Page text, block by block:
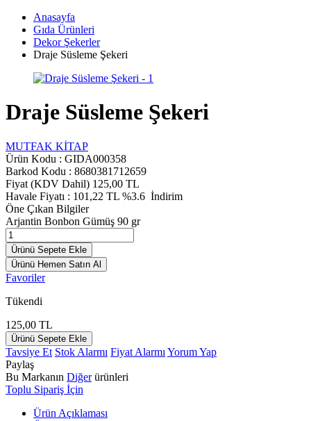
Anasayfa
Gıda Ürünleri
Dekor Şekerler
Draje Süsleme Şekeri
Draje Süsleme Şekeri
MUTFAK KİTAP
Ürün Kodu : GIDA000358
Barkod Kodu : 8680381712659
Fiyat (KDV Dahil) 125,00 TL
Havale Fiyatı : 101,22 TL %3.6 İndirim
Öne Çıkan Bilgiler
Arjantin Bonbon Gümüş 90 gr
Ürünü Sepete Ekle
Ürünü Hemen Satın Al
Favoriler
Tükendi
125,00 TL
Ürünü Sepete Ekle
Tavsiye Et Stok Alarmı Fiyat Alarmı Yorum Yap
Paylaş
Bu Markanın Diğerürünleri
Toplu Sipariş İçin
Ürün Açıklaması